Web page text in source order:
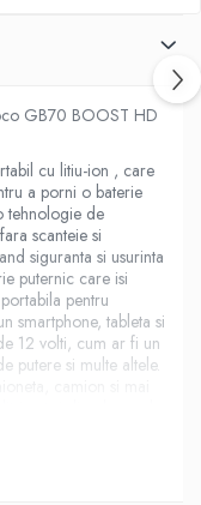
GB70 BOOST HD
cu litiu-ion , care
a porni o baterie
tehnologie de
scanteie si
siguranta si usurinta
puternic care isi
pentru
smartphone, tableta si
12 volti, cum ar fi un
putere si multe altele.
toate
camerele GoPro,